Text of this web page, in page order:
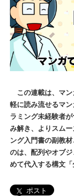
この連載は、マン
軽に読み流せるマ
ラミング未経験者
み解き、よりスム
ング入門書の副教
のは、配列やオブ
めて代入する構文「
ポスト